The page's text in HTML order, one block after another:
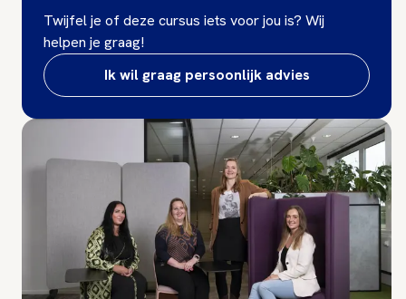
Twijfel je of deze cursus iets voor jou is? Wij
helpen je graag!
Ik wil graag persoonlijk advies